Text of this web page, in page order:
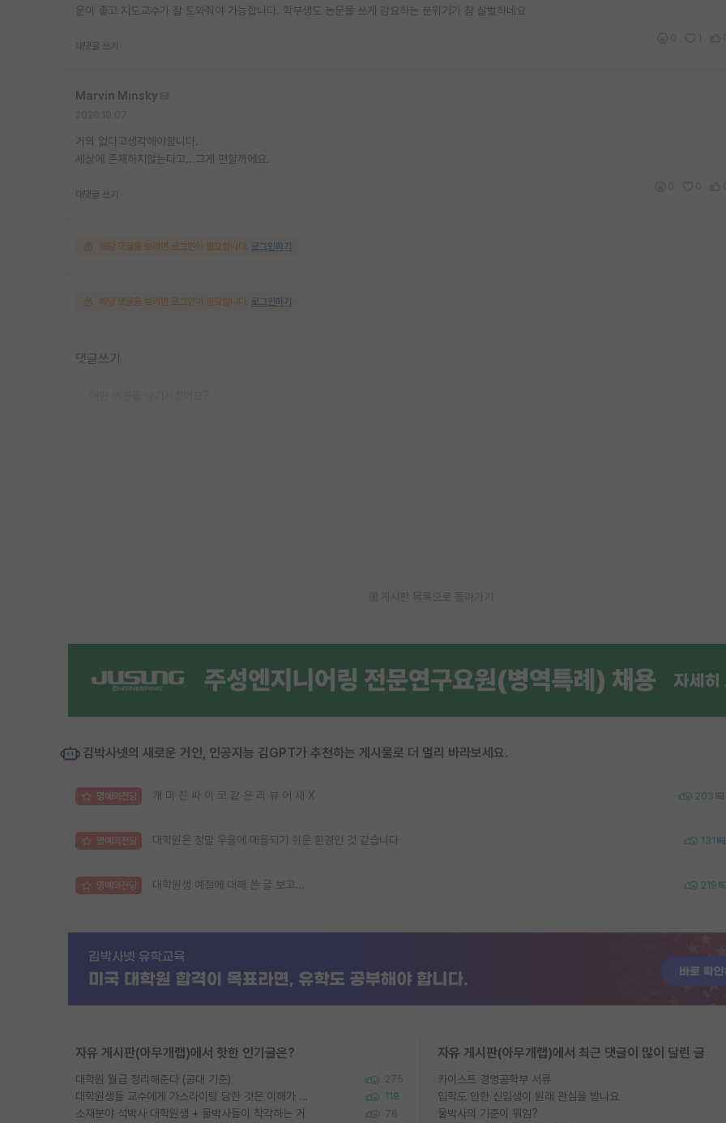
운이 좋고 지도교수가 잘 도와줘야 가능합니다. 학부생도 논문을 쓰게 강요하는 분위기가 참 살벌하네요
대댓글 쓰기
Marvin Minsky
거의 없다고생각해야함니다.
세상에 존재하지않는다고...그게 편할꺼에요.
대댓글 쓰기
해당 댓글을 보려면 로그인이 필요합니다. 로그인하기
해당 댓글을 보려면 로그인이 필요합니다. 로그인하기
댓글쓰기
게시판 목록으로 돌아가기
김박사넷의 새로운 거인, 인공지능 김GPT가 추천하는 게시물로 더 멀리 바라보세요.
명예의전당 개 미 친 싸 이 코 같 은 리 뷰 어 새 X 203
명예의전당 대학원은 정말 우울에 매몰되기 쉬운 환경인 것 같습니다 131
명예의전당 대학원생 예절에 대해 쓴 글 보고... 219
자유 게시판(아무개랩)에서 핫한 인기글은?
대학원 월급 정리해준다 (공대 기준) 275
대학원생들 교수에게 가스라이팅 당한 것은 이해가 갑니다. 안타깝네요. 119
소재분야 석박사 대학원생 + 물박사들이 착각하는 거 76
자유 게시판(아무개랩)에서 최근 댓글이 많이 달린 글
카이스트 경영공학부 서류
입학도 안한 신입생이 원래 관심을 받나요
물박사의 기준이 뭐임?